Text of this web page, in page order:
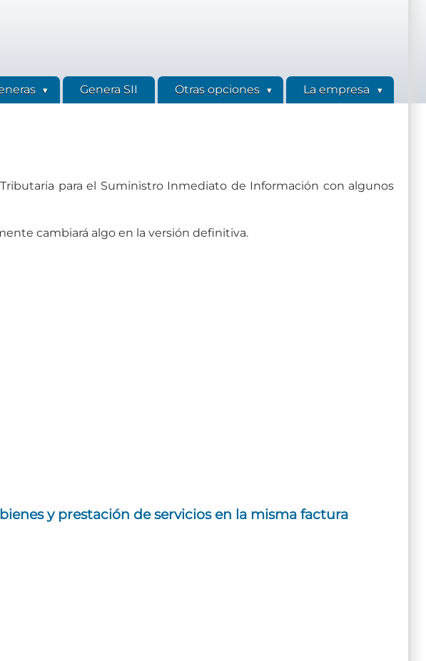
Genera SII Otras opciones La empresa
para el Suministro Inmediato de Información con algunos
cambiará algo en la versión definitiva.
y prestación de servicios en la misma factura